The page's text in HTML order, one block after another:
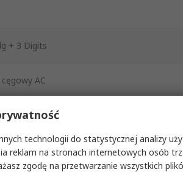
+ 3 Digits
AC
+ 3 Digits
+ 3 Digits
technologii do statystycznej analizy
reklam na stronach internetowych osób
zgodę na przetwarzanie wszystkich